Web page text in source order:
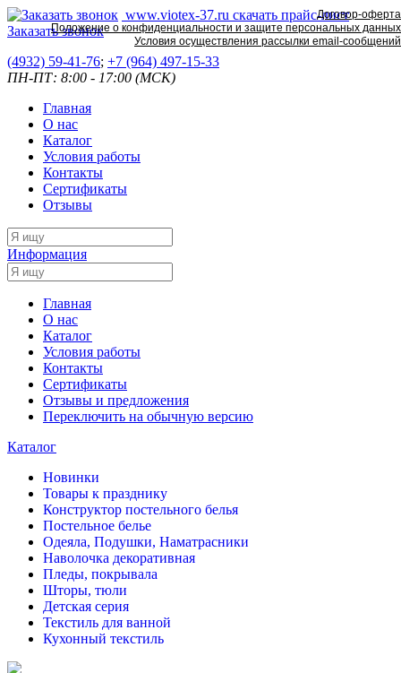
www.viotex-37.ru скачать прайс-лист
Заказать звонок
(4932) 59-41-76; +7 (964) 497-15-33
ПН-ПТ: 8:00 - 17:00 (МСК)
Главная
О нас
Каталог
Условия работы
Контакты
Сертификаты
Отзывы
Информация
Главная
О нас
Каталог
Условия работы
Контакты
Сертификаты
Отзывы и предложения
Переключить на обычную версию
Каталог
Новинки
Товары к празднику
Конструктор постельного белья
Постельное белье
Одеяла, Подушки, Наматрасники
Наволочка декоративная
Пледы, покрывала
Шторы, тюли
Детская серия
Текстиль для ванной
Кухонный текстиль
Договор-оферта
Положение о конфиденциальности и защите персональных данных
Условия осуществления рассылки email-сообщений